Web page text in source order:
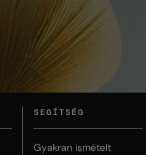
SEGÍTSÉG
Gyakran ismételt